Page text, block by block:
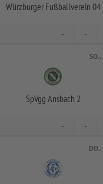
Würzburger Fußballverein 04
- -
SO..
SpVgg Ansbach 2
- -
DO..